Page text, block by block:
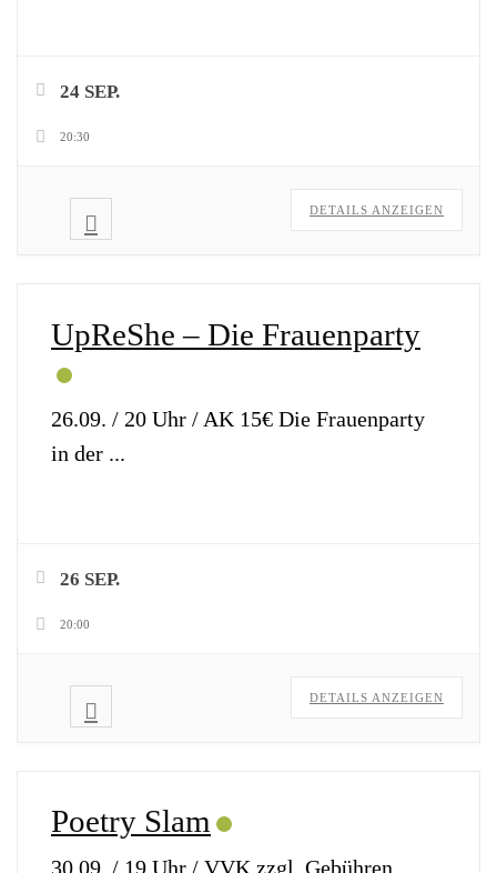
24 SEP.
20:30
DETAILS ANZEIGEN
UpReShe – Die Frauenparty
26.09. / 20 Uhr / AK 15€ Die Frauenparty
in der ...
26 SEP.
20:00
DETAILS ANZEIGEN
Poetry Slam
30.09. / 19 Uhr / VVK zzgl. Gebühren